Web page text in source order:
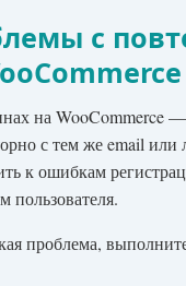
с
на WooCommerce
с тем же email или
к ошибкам
пользователя.
проблема,